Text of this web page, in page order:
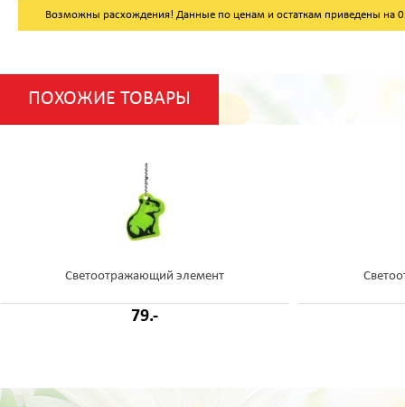
Возможны расхождения! Данные по ценам и остаткам приведены на
ПОХОЖИЕ ТОВАРЫ
Светоотражающий элемент
79.-